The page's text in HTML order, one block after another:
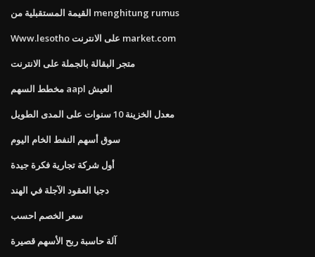
القيمة المستقبلية من menghitung rumus
Www.lesotho على الانترنت market.com
متجر البقالة بالجملة على الانترنت
مخطط السهم aapl العيش
معدل الخزينة 10 سنوات على المدى الطويل
سوق أسهم النفط الخام اليوم
أول شركة تجارية فكرة جيدة
دجيا العقود الآجلة في الهند
سعر الخصم احسب
آلة حاسبة ربح الأسهم قصيرة